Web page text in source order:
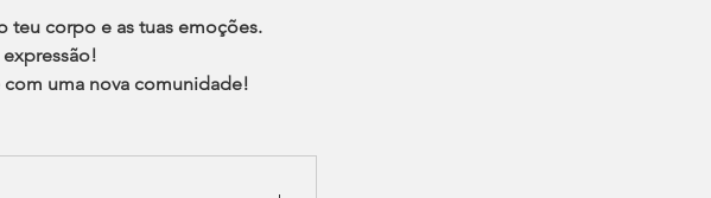
teu corpo e as tuas emoções.
uma nova comunidade!